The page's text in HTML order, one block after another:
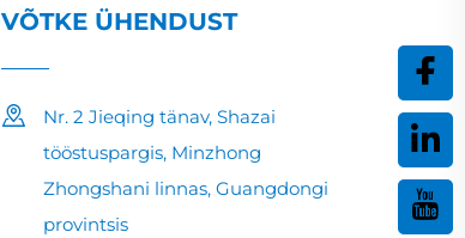
VÕTKE ÜHENDUST
Nr. 2 Jieqing tänav, Shazai
tööstuspargis, Minzhong
Zhongshani linnas, Guangdongi
provintsis